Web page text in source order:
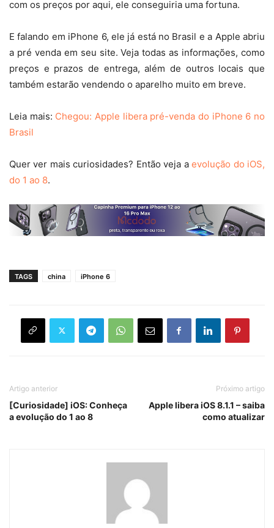
com os preços por aqui, ele conseguiria uma fortuna.
E falando em iPhone 6, ele já está no Brasil e a Apple abriu
a pré venda em seu site. Veja todas as informações, como
preços e prazos de entrega, além de outros locais que
também estarão vendendo o aparelho muito em breve.
Leia mais: Chegou: Apple libera pré-venda do iPhone 6 no
Brasil
Quer ver mais curiosidades? Então veja aevolução do iOS,
do 1 ao 8.
TAGS china iPhone 6
Artigo anterior
[Curiosidade] iOS: Conheça
a evolução do 1 ao 8
Próximo artigo
Apple libera iOS 8.1.1 – saiba
como atualizar